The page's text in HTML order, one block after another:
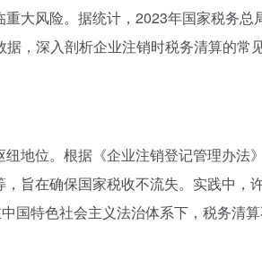
大风险。据统计，2023年国家税务
，深入剖析企业注销时税务清算的
地位。根据《企业注销登记管理办
旨在确保国家税收不流失。实践中
国特色社会主义法治体系下，税务